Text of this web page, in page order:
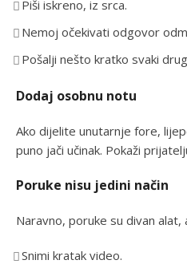
Piši iskreno, iz srca.
Nemoj očekivati odgovor
Pošalji nešto kratko svaki
Dodaj osobnu notu
Ako dijelite unutarnje fore,
puno jači učinak. Pokaži
Poruke nisu jedini način
Naravno, poruke su divan alat,
Snimi kratak video.